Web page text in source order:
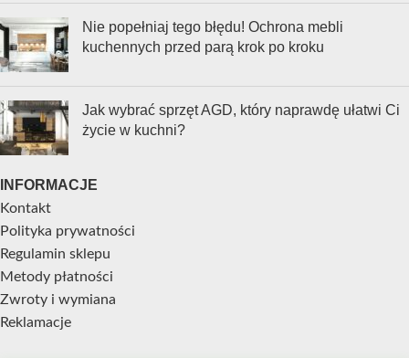
Nie popełniaj tego błędu! Ochrona mebli
kuchennych przed parą krok po kroku
Jak wybrać sprzęt AGD, który naprawdę ułatwi Ci
życie w kuchni?
INFORMACJE
Kontakt
Polityka prywatności
Regulamin sklepu
Metody płatności
Zwroty i wymiana
Reklamacje